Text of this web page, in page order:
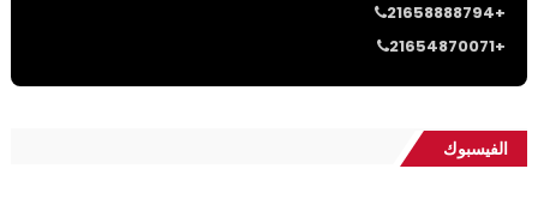
21658888794+
21654870071+
الفيسبوك